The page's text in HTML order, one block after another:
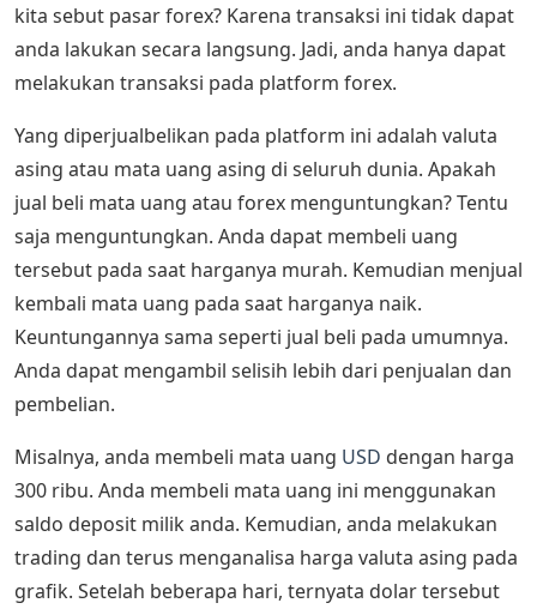
kita sebut pasar forex? Karena transaksi ini tidak dapat
anda lakukan secara langsung. Jadi, anda hanya dapat
melakukan transaksi pada platform forex.
Yang diperjualbelikan pada platform ini adalah valuta
asing atau mata uang asing di seluruh dunia. Apakah
jual beli mata uang atau forex menguntungkan? Tentu
saja menguntungkan. Anda dapat membeli uang
tersebut pada saat harganya murah. Kemudian menjual
kembali mata uang pada saat harganya naik.
Keuntungannya sama seperti jual beli pada umumnya.
Anda dapat mengambil selisih lebih dari penjualan dan
pembelian.
Misalnya, anda membeli mata uang USD dengan harga
300 ribu. Anda membeli mata uang ini menggunakan
saldo deposit milik anda. Kemudian, anda melakukan
trading dan terus menganalisa harga valuta asing pada
grafik. Setelah beberapa hari, ternyata dolar tersebut